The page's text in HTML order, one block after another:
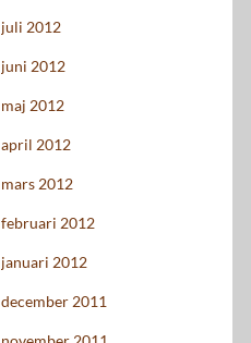
juli 2012
juni 2012
maj 2012
april 2012
mars 2012
februari 2012
januari 2012
december 2011